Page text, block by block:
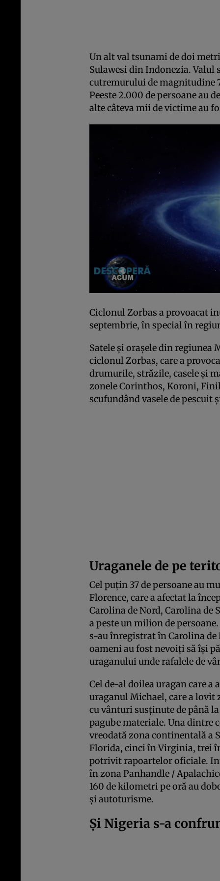
Un alt val tsunami de doi
Sulawesi din Indonezia.
cutremurului de magnitudine
Peeste 2.000 de persoane au
alte câteva mii de victime au
Ciclonul Zorbas a provoacat
septembrie, în special în
Satele şi oraşele din regiunea
ciclonul Zorbas, care a
drumurile, străzile, casele şi
zonele Corinthos, Koroni,
scufundând vasele de pescuit
Uraganele de pe
Cel puţin 37 de persoane au
Florence, care a afectat la
Carolina de Nord, Carolina de
a peste un milion de
s-au înregistrat în Carolina
oameni au fost nevoiţi să îşi
uraganului unde rafalele de
Cel de-al doilea uragan care a
uraganul Michael, care a lovit
cu vânturi susţinute de până
pagube materiale. Una dintre
vreodată zona continentală a
Florida, cinci în Virginia, trei
potrivit rapoartelor oficiale.
în zona Panhandle /
160 de kilometri pe oră au
şi autoturisme.
Şi Nigeria s-a